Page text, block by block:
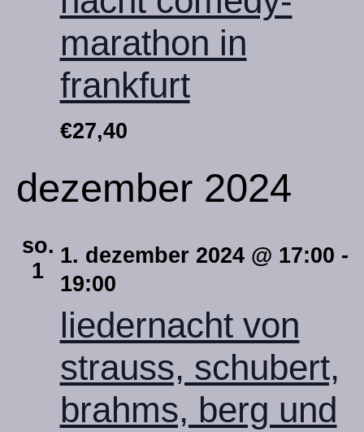
marathon in
frankfurt
€27,40
dezember 2024
so.
1
liedernacht von
strauss, schubert,
brahms, berg und
1. dezember 2024 @ 17:00 -
19:00